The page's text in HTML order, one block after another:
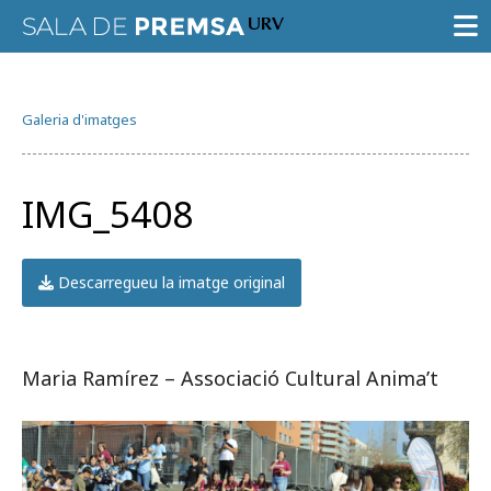
GALERIA D’IMATGES
GUIA D’ESPECIALISTES
Prova la cerca avançada
Galeria d'imatges
IMG_5408
Descarregueu la imatge original
Maria Ramírez – Associació Cultural Anima’t